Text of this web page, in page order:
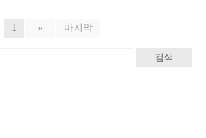
1 » 마지막
검색